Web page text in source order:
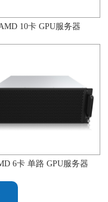
10卡 GPU服务器
6卡 单路 GPU服务器